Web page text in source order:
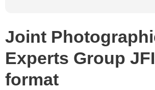
Joint
Experts Group
format